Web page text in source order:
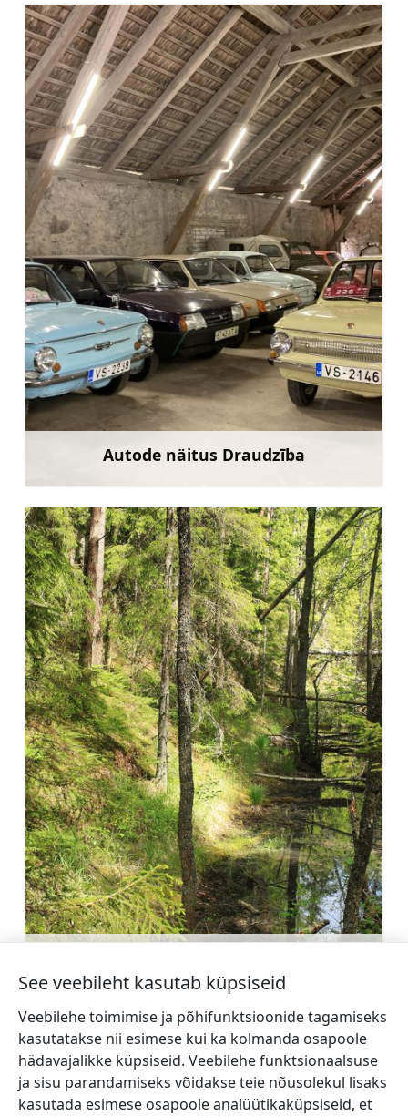
Autode näitus Draudzība
← Nurmuiža loss Valdgale veski→
See veebileht kasutab küpsiseid
Veebilehe toimimise ja põhifunktsioonide tagamiseks
kasutatakse nii esimese kui ka kolmanda osapoole
hädavajalikke küpsiseid. Veebilehe funktsionaalsuse
ja sisu parandamiseks võidakse teie nõusolekul lisaks
kasutada esimese osapoole analüütikaküpsiseid, et